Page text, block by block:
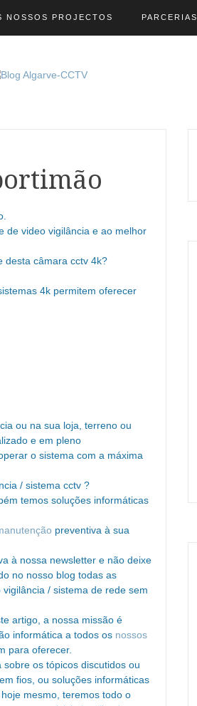
NOSSOS PROJECTOS PARCERIAS
de video vigilância e ao melhor
desta câmara cctv 4k?
4k permitem oferecer
ou na sua loja, terreno ou
e em pleno
o sistema com a máxima
/ sistema cctv ?
temos soluções informáticas
preventiva à sua
à nossa newsletter e não deixe
no nosso blog todas as
/ sistema de rede sem
artigo, a nossa missão é
informática a todos os nossos
para oferecer.
os tópicos discutidos ou
fios, ou soluções informáticas
hoje mesmo, teremos todo o